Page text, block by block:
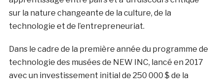
sur la nature changeante de la culture, de la
technologie et de l’entrepreneuriat.
Dans le cadre de la première année du programme de
technologie des musées de NEW INC, lancé en 2017
avec un investissement initial de 250 000 $ de la